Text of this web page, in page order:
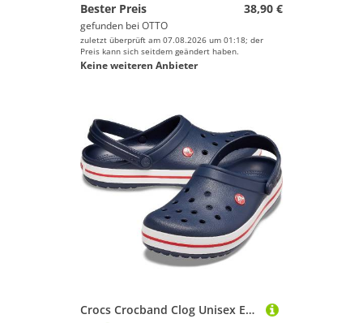
Bester Preis
38,90 €
gefunden bei OTTO
zuletzt überprüft am 07.08.2026 um 01:18; der
Preis kann sich seitdem geändert haben.
Keine weiteren Anbieter
Crocs Crocband Clog Unisex Erwachsene 11016 Navy